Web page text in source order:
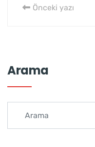
Önceki yazı
Arama